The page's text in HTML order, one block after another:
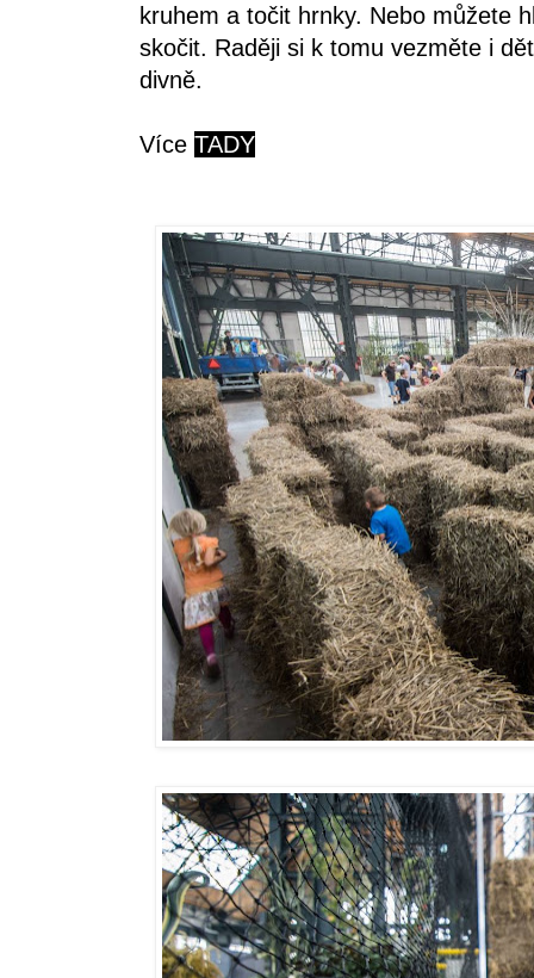
kruhem a točit hrnky. Nebo můžete
skočit. Raději si k tomu vezměte i
divně.
Více TADY